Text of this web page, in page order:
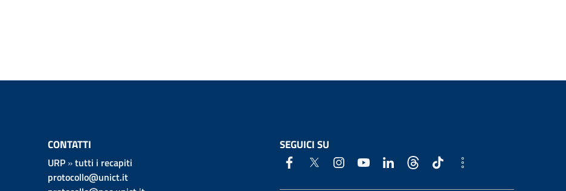
CONTATTI
URP»tutti i recapiti
protocollo@unict.it
SEGUICI SU